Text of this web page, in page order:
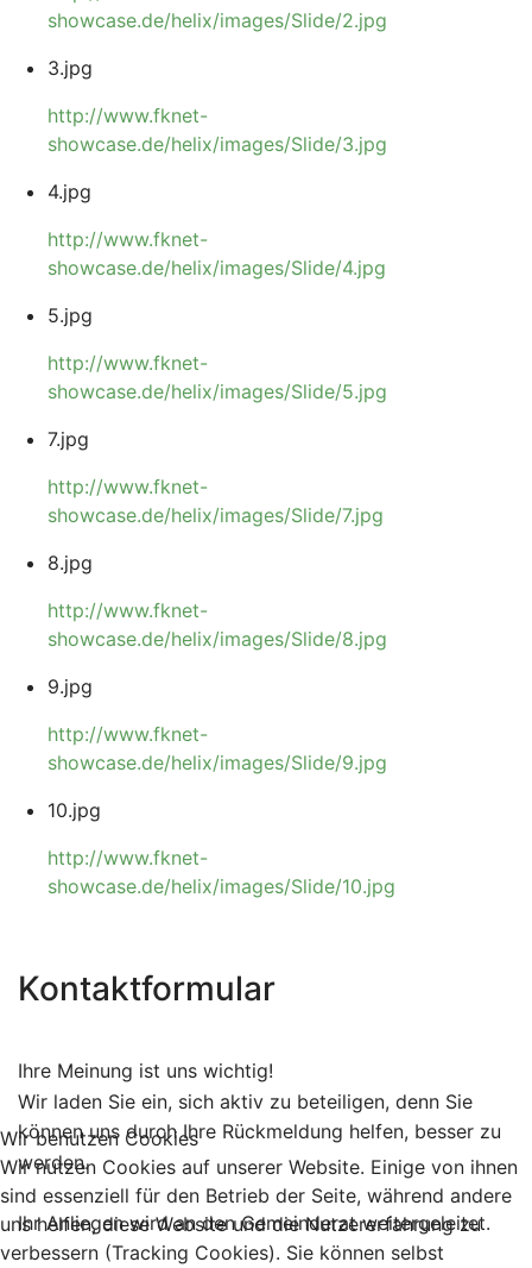
showcase.de/helix/images/Slide/2.jpg
3.jpg
http://www.fknet-
showcase.de/helix/images/Slide/3.jpg
4.jpg
http://www.fknet-
showcase.de/helix/images/Slide/4.jpg
5.jpg
http://www.fknet-
showcase.de/helix/images/Slide/5.jpg
7.jpg
http://www.fknet-
showcase.de/helix/images/Slide/7.jpg
8.jpg
http://www.fknet-
showcase.de/helix/images/Slide/8.jpg
9.jpg
http://www.fknet-
showcase.de/helix/images/Slide/9.jpg
10.jpg
http://www.fknet-
showcase.de/helix/images/Slide/10.jpg
Kontaktformular
Ihre Meinung ist uns wichtig!
Wir laden Sie ein, sich aktiv zu beteiligen, denn Sie
können uns durch Ihre Rückmeldung helfen, besser zu
werden.
Ihr Anliegen wird an den Gemeinderat weitergeleitet.
Wir benutzen Cookies
Wir nutzen Cookies auf unserer Website. Einige von ihnen
sind essenziell für den Betrieb der Seite, während andere
uns helfen, diese Website und die Nutzererfahrung zu
verbessern (Tracking Cookies). Sie können selbst